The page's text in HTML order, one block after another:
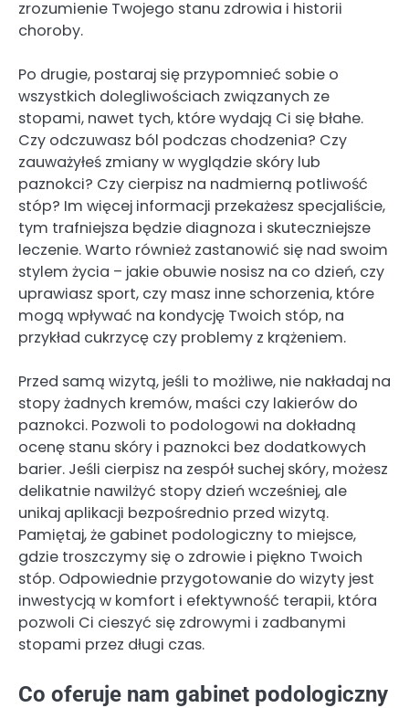
zrozumienie Twojego stanu zdrowia i historii
choroby.
Po drugie, postaraj się przypomnieć sobie o
wszystkich dolegliwościach związanych ze
stopami, nawet tych, które wydają Ci się błahe.
Czy odczuwasz ból podczas chodzenia? Czy
zauważyłeś zmiany w wyglądzie skóry lub
paznokci? Czy cierpisz na nadmierną potliwość
stóp? Im więcej informacji przekażesz specjaliście,
tym trafniejsza będzie diagnoza i skuteczniejsze
leczenie. Warto również zastanowić się nad swoim
stylem życia – jakie obuwie nosisz na co dzień, czy
uprawiasz sport, czy masz inne schorzenia, które
mogą wpływać na kondycję Twoich stóp, na
przykład cukrzycę czy problemy z krążeniem.
Przed samą wizytą, jeśli to możliwe, nie nakładaj na
stopy żadnych kremów, maści czy lakierów do
paznokci. Pozwoli to podologowi na dokładną
ocenę stanu skóry i paznokci bez dodatkowych
barier. Jeśli cierpisz na zespół suchej skóry, możesz
delikatnie nawilżyć stopy dzień wcześniej, ale
unikaj aplikacji bezpośrednio przed wizytą.
Pamiętaj, że gabinet podologiczny to miejsce,
gdzie troszczymy się o zdrowie i piękno Twoich
stóp. Odpowiednie przygotowanie do wizyty jest
inwestycją w komfort i efektywność terapii, która
pozwoli Ci cieszyć się zdrowymi i zadbanymi
stopami przez długi czas.
Co oferuje nam gabinet podologiczny